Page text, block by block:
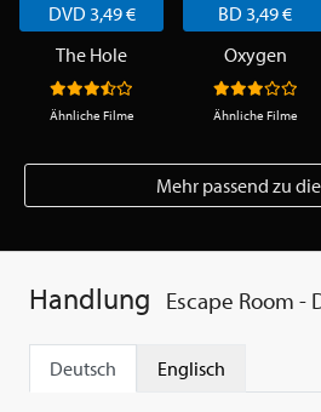
DVD 3,49 €
The Hole
Ähnliche Filme
BD 3,49 €
Oxygen
Ähnliche Filme
Mehr passend zu
Handlung Escape Room -
Deutsch Englisch